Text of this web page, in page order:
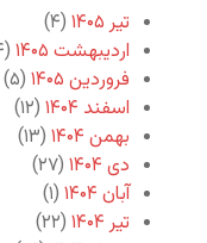
تیر ۱۴۰۵
(۴)
اردیبهشت ۱۴۰۵
(۴)
فروردین ۱۴۰۵
(۵)
اسفند ۱۴۰۴
(۱۲)
بهمن ۱۴۰۴
(۱۳)
دی ۱۴۰۴
(۲۷)
آبان ۱۴۰۴
(۱)
تیر ۱۴۰۴
(۲۲)